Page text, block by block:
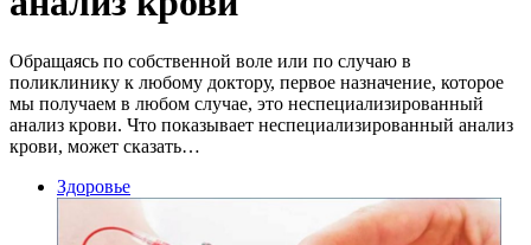
Обращаясь по собственной воле или по случаю в
поликлинику к любому доктору, первое назначение, которое
мы получаем в любом случае, это неспециализированный
анализ крови. Что показывает неспециализированный анализ
крови, может сказать…
Здоровье